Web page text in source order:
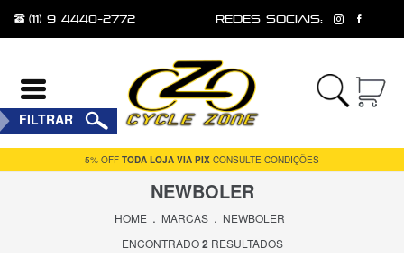
(11) 9 4440-2772 redes sociais:
Entrar
Cadastrar
FRETE GRÁTISPRODUTOS SELECIONADOSPARA TODO BRASIL
5% OFF TODA LOJA VIA PIX CONSULTE CONDIÇÕES
NEWBOLER
HOME . MARCAS . NEWBOLER
ENCONTRADO2 RESULTADOS
FILTRAR